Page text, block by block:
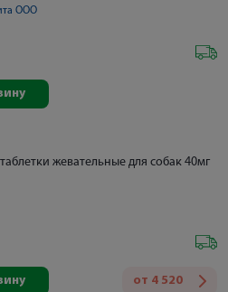
ООО
жевательные для собак 40мг
от 4 520